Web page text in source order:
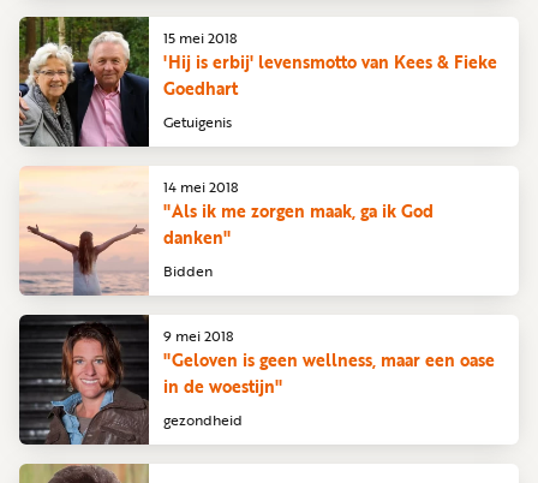
Getuigenis
'Hij is erbij' levensmotto van Kees & Fieke
Goedhart
15 mei 2018
Bidden
"Als ik me zorgen maak, ga ik God
danken"
14 mei 2018
gezondheid
"Geloven is geen wellness, maar een oase
in de woestijn"
9 mei 2018